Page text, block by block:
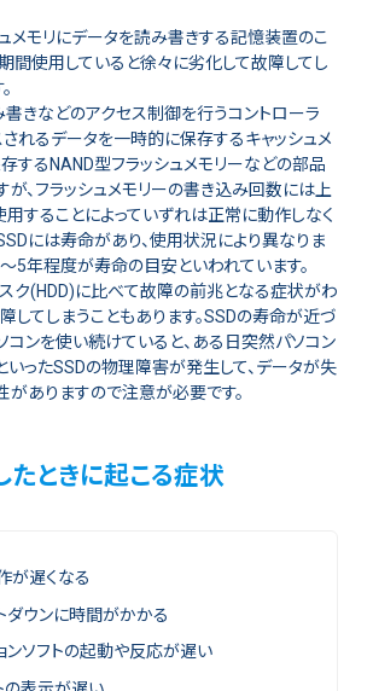
メモリにデータを読み書きする記憶装置のこ
期間使用していると徐々に劣化して故障してし
書きなどのアクセス制御を行うコントローラ
されるデータを一時的に保存するキャッシュメ
するNAND型フラッシュメモリーなどの部品
が、フラッシュメモリーの書き込み回数には上
用することによっていずれは正常に動作しなく
には寿命があり、使用状況により異なりま
5年程度が寿命の目安といわれています。
スク(HDD)に比べて故障の前兆となる症状がわ
してしまうこともあります。SSDの寿命が近づ
コンを使い続けていると、ある日突然パソコン
いったSSDの物理障害が発生して、データが失
がありますので注意が必要です。
たときに起こる症状
が遅くなる
ダウンに時間がかかる
ンソフトの起動や反応が遅い